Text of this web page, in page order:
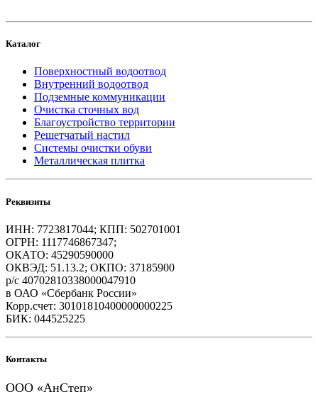
Каталог
Поверхностный водоотвод
Внутренний водоотвод
Подземные коммуникации
Очистка сточных вод
Благоустройство территории
Решетчатый настил
Системы очистки обуви
Металлическая плитка
Реквизиты
ИНН: 7723817044; КПП: 502701001
ОГРН: 1117746867347;
ОКАТО: 45290590000
ОКВЭД: 51.13.2; ОКПО: 37185900
р/с 40702810338000047910
в ОАО «Сбербанк России»
Корр.счет: 30101810400000000225
БИК: 044525225
Контакты
ООО «АнСтеп»